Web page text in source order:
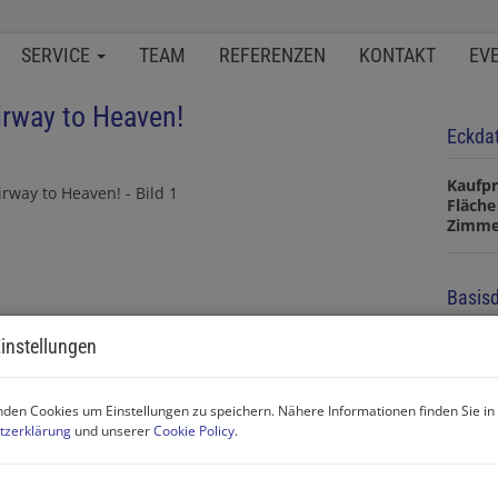
SERVICE TEAM REFERENZEN KONTAKT
to Heaven!
Fläche
Cookies um Einstellungen zu speichern. Nähere Informationen finden Sie
und unsererCookie Policy.